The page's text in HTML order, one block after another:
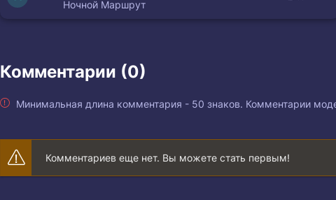
Ночной Маршрут
Комментарии (0)
Минимальная длина комментария - 50 знаков. Комментарии
Комментариев еще нет. Вы можете стать первым!